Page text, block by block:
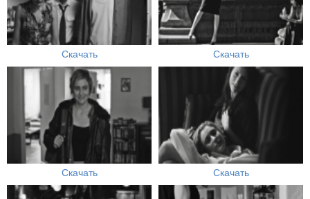
Скачать Скачать
Скачать Скачать